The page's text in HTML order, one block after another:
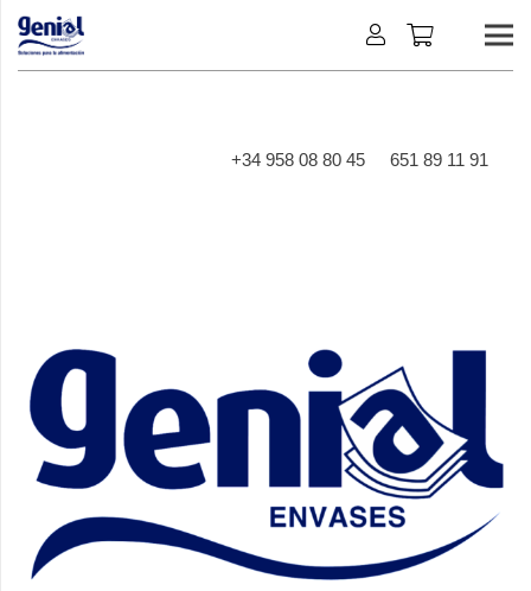
+34 958 08 80 45 651 89 11 91